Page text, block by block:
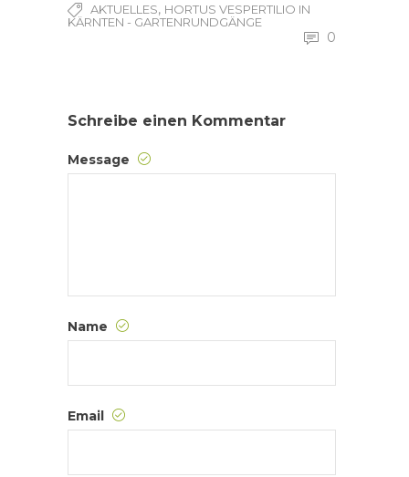
AKTUELLES, HORTUS VESPERTILIO IN
KÄRNTEN - GARTENRUNDGÄNGE
0
Schreibe einen Kommentar
Message
Name
Email